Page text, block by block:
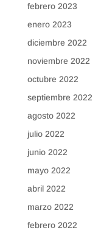
febrero 2023
enero 2023
diciembre 2022
noviembre 2022
octubre 2022
septiembre 2022
agosto 2022
julio 2022
junio 2022
mayo 2022
abril 2022
marzo 2022
febrero 2022